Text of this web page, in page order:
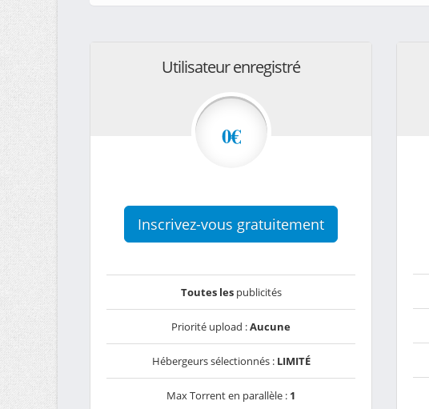
Utilisateur enregistré
0€
Inscrivez-vous gratuitement
Toutes lespublicités
Priorité upload :Aucune
Hébergeurs sélectionnés : LIMITÉ
Max Torrent en parallèle : 1